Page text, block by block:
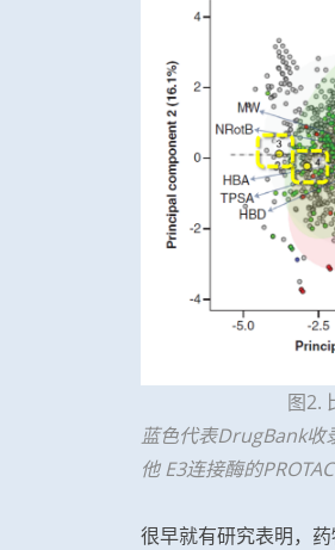
图2.
蓝色代表DrugBank收
他 E3连接酶的
很早就有研究表明，